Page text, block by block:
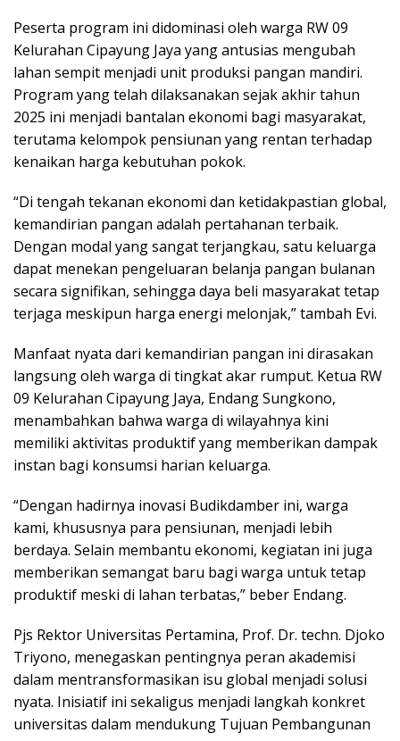
Peserta program ini didominasi oleh warga RW 09
Kelurahan Cipayung Jaya yang antusias mengubah
lahan sempit menjadi unit produksi pangan mandiri.
Program yang telah dilaksanakan sejak akhir tahun
2025 ini menjadi bantalan ekonomi bagi masyarakat,
terutama kelompok pensiunan yang rentan terhadap
kenaikan harga kebutuhan pokok.
“Di tengah tekanan ekonomi dan ketidakpastian global,
kemandirian pangan adalah pertahanan terbaik.
Dengan modal yang sangat terjangkau, satu keluarga
dapat menekan pengeluaran belanja pangan bulanan
secara signifikan, sehingga daya beli masyarakat tetap
terjaga meskipun harga energi melonjak,” tambah Evi.
Manfaat nyata dari kemandirian pangan ini dirasakan
langsung oleh warga di tingkat akar rumput. Ketua RW
09 Kelurahan Cipayung Jaya, Endang Sungkono,
menambahkan bahwa warga di wilayahnya kini
memiliki aktivitas produktif yang memberikan dampak
instan bagi konsumsi harian keluarga.
“Dengan hadirnya inovasi Budikdamber ini, warga
kami, khususnya para pensiunan, menjadi lebih
berdaya. Selain membantu ekonomi, kegiatan ini juga
memberikan semangat baru bagi warga untuk tetap
produktif meski di lahan terbatas,” beber Endang.
Pjs Rektor Universitas Pertamina, Prof. Dr. techn. Djoko
Triyono, menegaskan pentingnya peran akademisi
dalam mentransformasikan isu global menjadi solusi
nyata. Inisiatif ini sekaligus menjadi langkah konkret
universitas dalam mendukung Tujuan Pembangunan